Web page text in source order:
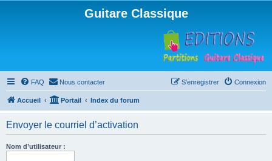
Guitare Classique
FAQ Nous contacter Connexion
S’enregistrer
Accueil Portail Index du forum
Envoyer le courriel d’activation
Nom d’utilisateur :